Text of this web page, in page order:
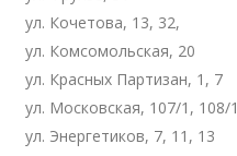
ул. Кочетова, 13, 32,
ул. Комсомольская, 20
ул. Красных Партизан, 1, 7
ул. Московская, 107/1, 108/1
ул. Энергетиков, 7, 11, 13